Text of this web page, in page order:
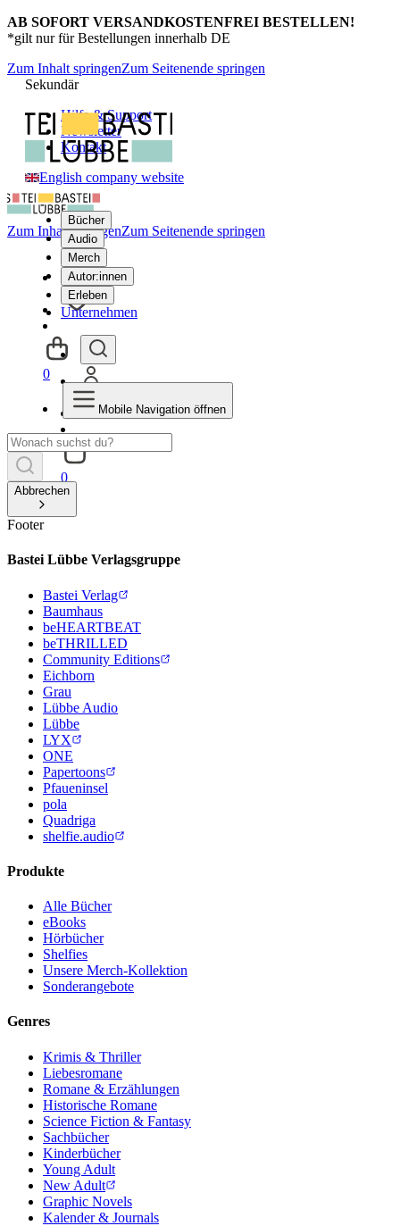
AB SOFORT VERSANDKOSTENFREI BESTELLEN!
*gilt nur für Bestellungen innerhalb DE
Zum Inhalt springenZum Seitenende springen
Sekundär
Hilfe & Support
Newsletter
Kontakt
English company website
Bücher
Audio
Merch
Autor:innen
Erleben
Unternehmen
0
Zum Inhalt springenZum Seitenende springen
0
Mobile Navigation öffnen
Abbrechen
Footer
Bastei Lübbe Verlagsgruppe
Bastei Verlag
Baumhaus
beHEARTBEAT
beTHRILLED
Community Editions
Eichborn
Grau
Lübbe Audio
Lübbe
LYX
ONE
Papertoons
Pfaueninsel
pola
Quadriga
shelfie.audio
Produkte
Alle Bücher
eBooks
Hörbücher
Shelfies
Unsere Merch-Kollektion
Sonderangebote
Genres
Krimis & Thriller
Liebesromane
Romane & Erzählungen
Historische Romane
Science Fiction & Fantasy
Sachbücher
Kinderbücher
Young Adult
New Adult
Graphic Novels
Kalender & Journals